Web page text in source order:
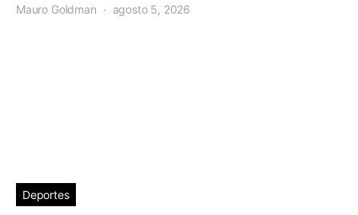
Mauro Goldman agosto 5, 2026
Deportes